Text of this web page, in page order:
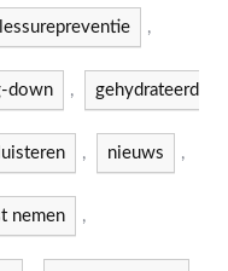
,
down , gehydrateerd
, nieuws ,
nemen ,